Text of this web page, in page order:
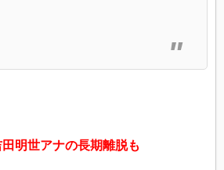
田明世アナの長期離脱も